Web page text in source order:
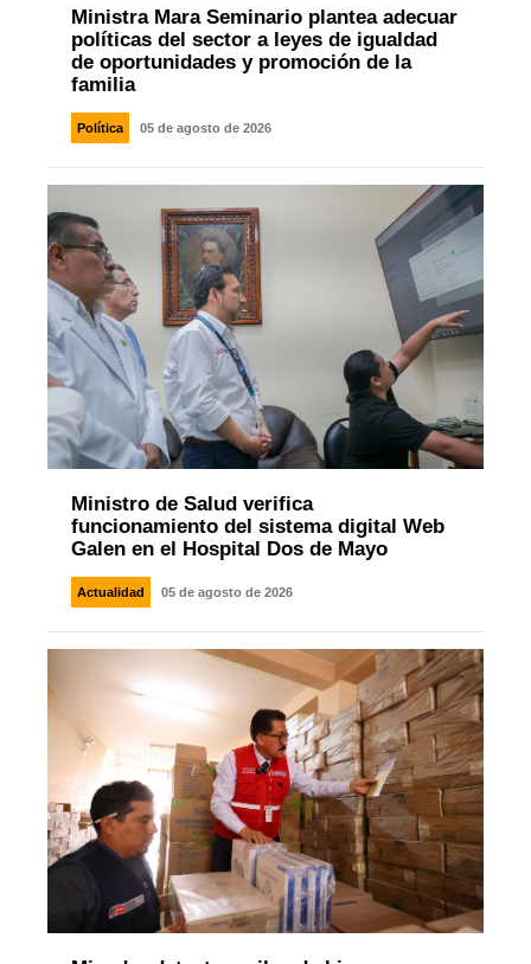
Ministra Mara Seminario plantea adecuar
políticas del sector a leyes de igualdad
de oportunidades y promoción de la
familia
Política 05 de agosto de 2026
Ministro de Salud verifica
funcionamiento del sistema digital Web
Galen en el Hospital Dos de Mayo
Actualidad 05 de agosto de 2026